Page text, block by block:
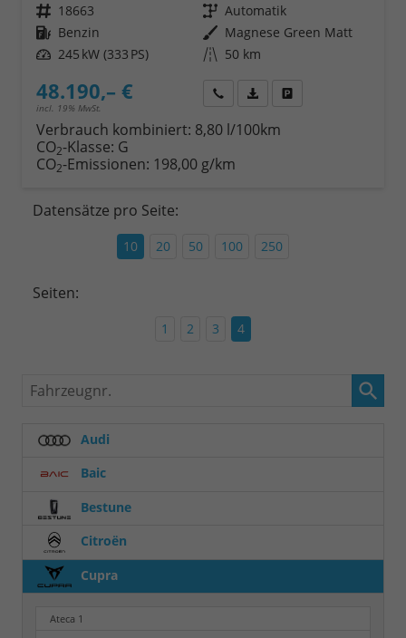
Fahrzeugnr. 18663 Getriebe Automatik
Kraftstoff Benzin Außenfarbe Magnese Green Matt
Leistung 245 kW (333 PS) Kilometerstand 50 km
48.190,– €
incl. 19% MwSt.
Wir rufen Sie anFahrzeugexposé (PDF)
Verbrauch kombiniert: 8,80 l/100km
CO2-Klasse: G
CO2-Emissionen: 198,00 g/km
Datensätze pro Seite:
10 20 50 100 250
Seiten:
1 2 3 4
Fahrzeugnr.
Audi
Baic
Bestune
Citroën
Cupra
Ateca 1